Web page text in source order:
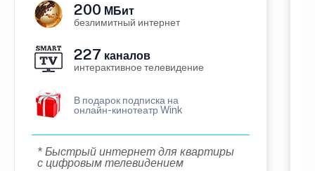
200 МБит
безлимитный интернет
227 каналов
интерактивное телевидение
В подарок подписка на
онлайн-кинотеатр Wink
* Быстрый интернет для квартиры
с цифровым телевидением